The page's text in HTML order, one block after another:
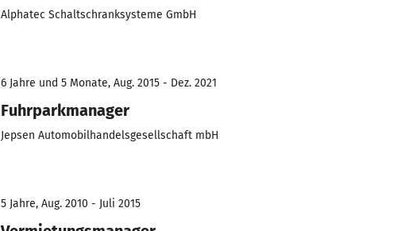
Alphatec Schaltschranksysteme GmbH
6 Jahre und 5 Monate, Aug. 2015 - Dez. 2021
Fuhrparkmanager
Jepsen Automobilhandelsgesellschaft mbH
5 Jahre, Aug. 2010 - Juli 2015